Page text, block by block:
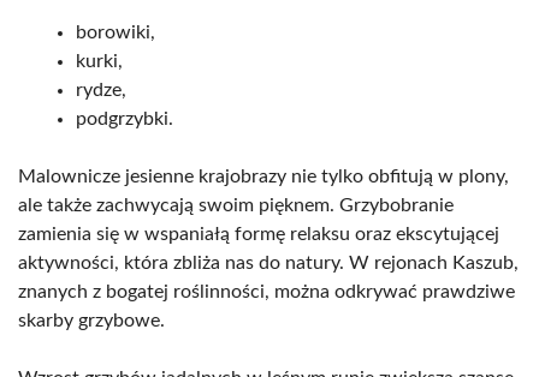
borowiki,
kurki,
rydze,
podgrzybki.
Malownicze jesienne krajobrazy nie tylko obfitują w plony,
ale także zachwycają swoim pięknem. Grzybobranie
zamienia się w wspaniałą formę relaksu oraz ekscytującej
aktywności, która zbliża nas do natury. W rejonach Kaszub,
znanych z bogatej roślinności, można odkrywać prawdziwe
skarby grzybowe.